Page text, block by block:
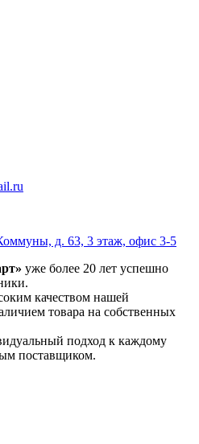
д. 63, 3 этаж, офис 3-5
уже более 20 лет успешно
качеством нашей
товара на собственных
подход к каждому
поставщиком.